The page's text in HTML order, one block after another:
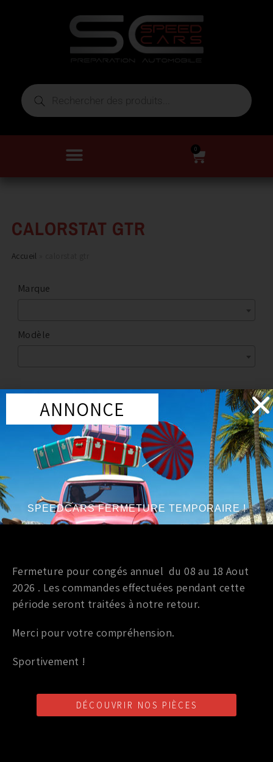
0
CALORSTAT GTR
Accueil
Marque
Modèle
Marque:MISHIMOTO
Année du véhicule :à partir de 2009
Série:V6 3.8L
Circuit d'eau performance
CALORSTAT MISHIMOTO NISSAN GTR
Ajouter au panier
ANNONCE
SPEEDCARS FERMETURE TEMPORAIRE !
Fermeture pour congés annuel du 08 au 18 Aout
2026 . Les commandes effectuées pendant cette
période seront traitées à notre retour.
Merci pour votre compréhension.
Sportivement !
DÉCOUVRIR NOS PIÈCES